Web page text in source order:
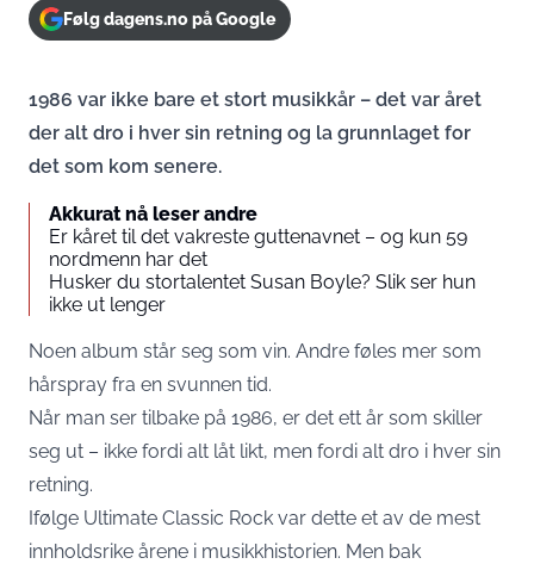
Følg dagens.no på Google
1986 var ikke bare et stort musikkår – det var året
der alt dro i hver sin retning og la grunnlaget for
det som kom senere.
Akkurat nå leser andre
Er kåret til det vakreste guttenavnet – og kun 59
nordmenn har det
Husker du stortalentet Susan Boyle? Slik ser hun
ikke ut lenger
Noen album står seg som vin. Andre føles mer som
hårspray fra en svunnen tid.
Når man ser tilbake på 1986, er det ett år som skiller
seg ut – ikke fordi alt låt likt, men fordi alt dro i hver sin
retning.
Ifølge Ultimate Classic Rock var dette et av de mest
innholdsrike årene i musikkhistorien. Men bak